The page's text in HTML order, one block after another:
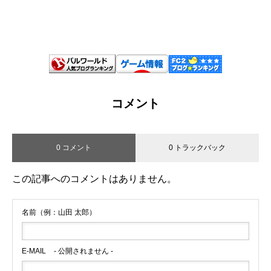
コメント
0 コメント 0 トラックバック
この記事へのコメントはありません。
名前（例：山田 太郎）
E-MAIL - 公開されません -